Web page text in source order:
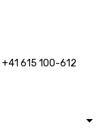
+41 615 100-612